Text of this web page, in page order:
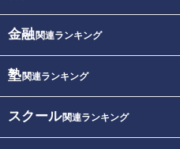
金融関連ランキング
塾関連ランキング
スクール関連ランキング